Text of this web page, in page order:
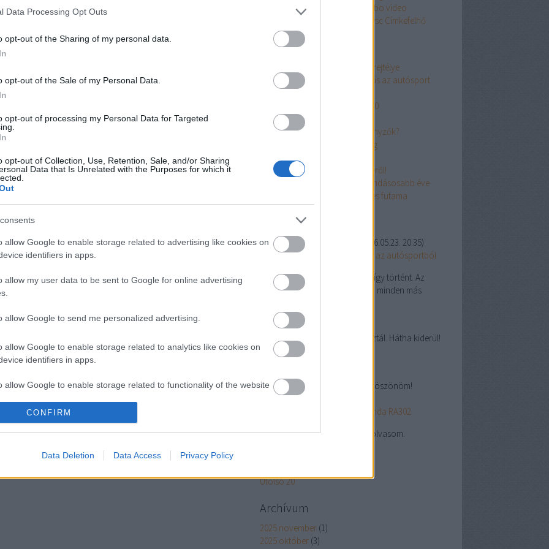
Data Processing Opt Outs
opt-out of the Sharing of my personal data.
opt-out of the Sale of my Personal Data.
opt-out of processing my Personal Data for Targeted
opt-out of Collection, Use, Retention, Sale, and/or Sharing
Data that Is Unrelated with the Purposes for which it
allow Google to enable storage related to advertising like cookies on
identifiers in apps.
allow my user data to be sent to Google for online advertising
allow Google to send me personalized advertising.
allow Google to enable storage related to analytics like cookies on
identifiers in apps.
allow Google to enable storage related to functionality of the website
allow Google to enable storage related to personalization.
allow Google to enable storage related to security, including
CONFIRM
Data Deletion Data Access Privacy Policy
trackback címe:
Kommentek:
felhasználói tartalomnak minősülnek, értük a szolgáltatás technikai
ellenőrzi. Kifogás esetén forduljon a blog szerkesztőjéhez. Részletek a
! ‐Belépés Facebookkal
thierry neuville turbo video
wsc Címkefelhő
Top 10
Az 1966-os Le Mans-i befutó rejtélye
10 emlékezetes csapatutasítás az autósport
történelméből
A 40 kedvenc raliautóm: 11-20
ATS, a szakadár Ferrari
Hová tűntek a svéd raliversenyzők?
Az első autós világbajnokság
Beszélnünk kell a Formula-E-ről!
1994: A Forma-1 legellentmondásosabb éve
A Bugatti egyetlen Forma-1-es futama
Utolsó kommentek
Ződ2000: Ez jó poszt volt! 2026.05.23. 20:35)
Movember: 10 legendás bajusz az autósportból
gigabursch: Ha így történ, hát így történt. Az
almanachokba a tény kerül be, minden más
Rallye Sanremo '93
gigabursch:
Érdekes cikket hoztál. Hátha kiderül!
2025.08.26. 10:34
gigabursch: Hiánypótló cikk. Köszönöm!
2025.08.22. 16:11
Egyszer használt F1-esek I.: Honda RA302
gigabursch:Én csak szívesen olvasom.
Utolsó 20
Archívum
2025 november (1)
2025 október (3)